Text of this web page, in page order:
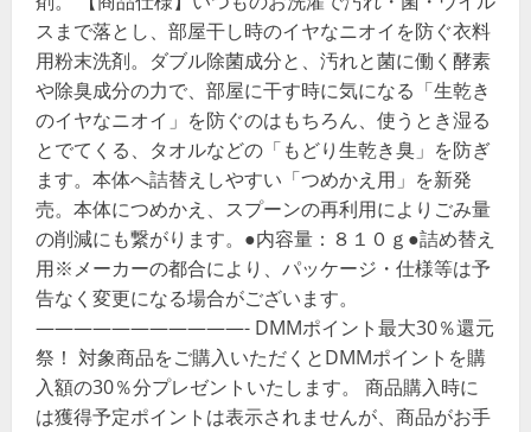
スまで落とし、部屋干し時のイヤなニオイを防ぐ衣料
用粉末洗剤。ダブル除菌成分と、汚れと菌に働く酵素
や除臭成分の力で、部屋に干す時に気になる「生乾き
のイヤなニオイ」を防ぐのはもちろん、使うとき湿る
とでてくる、タオルなどの「もどり生乾き臭」を防ぎ
ます。本体へ詰替えしやすい「つめかえ用」を新発
売。本体につめかえ、スプーンの再利用によりごみ量
の削減にも繋がります。●内容量：８１０ｇ●詰め替え
用※メーカーの都合により、パッケージ・仕様等は予
告なく変更になる場合がございます。
———————————- DMMポイント最大30％還元
祭！ 対象商品をご購入いただくとDMMポイントを購
入額の30％分プレゼントいたします。 商品購入時に
は獲得予定ポイントは表示されませんが、商品がお手